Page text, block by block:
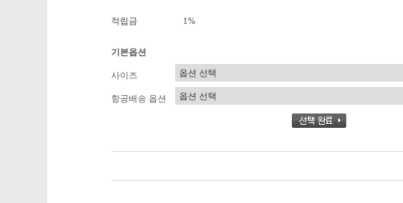
적립금 1%
기본옵션
사이즈
항공배송 옵션